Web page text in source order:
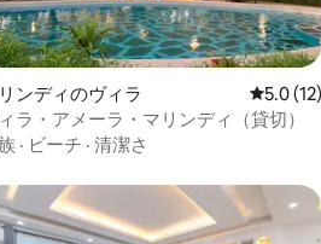
5つ星中4.9つ星の平均評価
ンディのヴィラ レビュ
5.0 (12)
ラ・アメーラ・マリンディ（貸切）
· ビーチ · 清潔さ